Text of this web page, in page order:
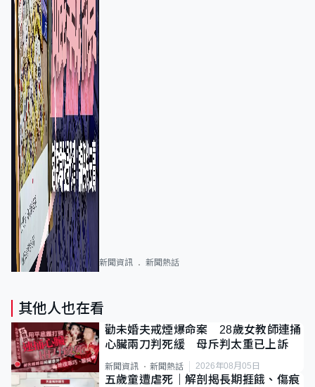
新聞資訊 新聞熱話
其他人也在看
勸未婚夫戒煙爆命案 28歲女教師連捅
心臟兩刀判死緩 母斥判太重已上訴
新聞資訊 新聞熱話 2026年08月05日
五歲童遭虐死｜解剖揭長期捱餓、傷痕